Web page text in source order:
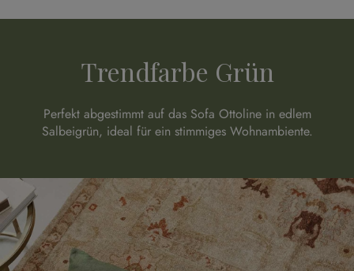
Trendfarbe Grün
Perfekt abgestimmt auf das Sofa Ottoline in edlem
Salbeigrün, ideal für ein stimmiges Wohnambiente.